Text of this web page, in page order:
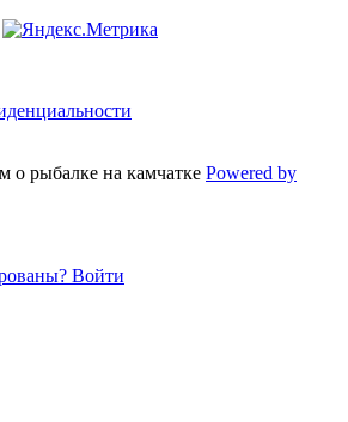
о рыбалке на камчатке Powered by
Войти